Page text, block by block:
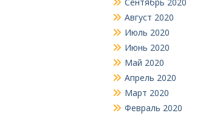
Август 2020
Июль 2020
Июнь 2020
Май 2020
Апрель 2020
Март 2020
Февраль 2020